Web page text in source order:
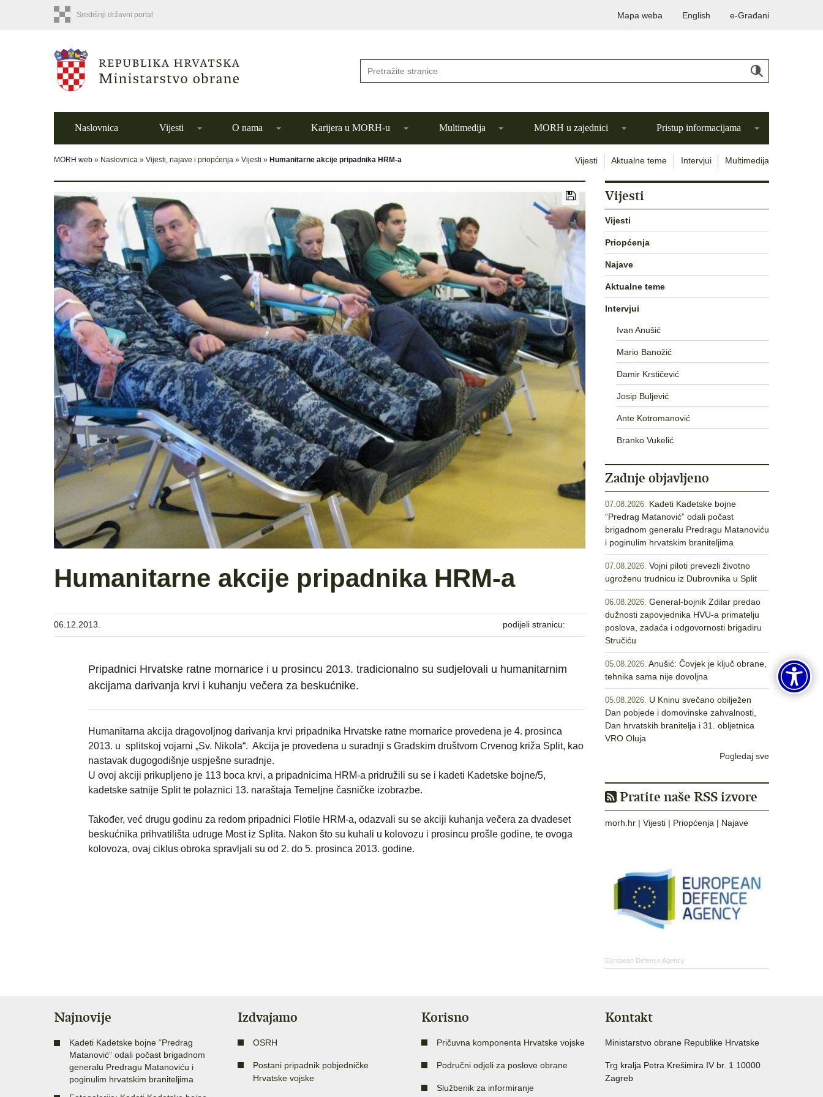
Središnji državni portal Mapa weba English e-Građani
Naslovnica Vijesti O nama Karijera u MORH-u Multimedija MORH u zajednici Pristup informacijama
MORH web » Naslovnica » Vijesti, najave i priopćenja » Vijesti » Humanitarne akcije pripadnika HRM-a Vijesti Aktualne teme Intervjui Multimedija
Humanitarne akcije pripadnika HRM-a
06.12.2013. podijeli stranicu:
Pripadnici Hrvatske ratne mornarice i u prosincu 2013. tradicionalno su sudjelovali u humanitarnim
akcijama darivanja krvi i kuhanju večera za beskućnike.
Humanitarna akcija dragovoljnog darivanja krvi pripadnika Hrvatske ratne mornarice provedena je 4. prosinca
2013. u splitskoj vojarni „Sv. Nikola“. Akcija je provedena u suradnji s Gradskim društvom Crvenog križa Split, kao
nastavak dugogodišnje uspješne suradnje.
U ovoj akciji prikupljeno je 113 boca krvi, a pripadnicima HRM-a pridružili su se i kadeti Kadetske bojne/5,
kadetske satnije Split te polaznici 13. naraštaja Temeljne časničke izobrazbe.
Također, već drugu godinu za redom pripadnici Flotile HRM-a, odazvali su se akciji kuhanja večera za dvadeset
beskućnika prihvatilišta udruge Most iz Splita. Nakon što su kuhali u kolovozu i prosincu prošle godine, te ovoga
kolovoza, ovaj ciklus obroka spravljali su od 2. do 5. prosinca 2013. godine.
Vijesti
Vijesti
Priopćenja
Najave
Aktualne teme
Intervjui
Ivan Anušić
Mario Banožić
Damir Krstičević
Josip Buljević
Ante Kotromanović
Branko Vukelić
Zadnje objavljeno
07.08.2026. Kadeti Kadetske bojne
“Predrag Matanović” odali počast
brigadnom generalu Predragu Matanoviću
i poginulim hrvatskim braniteljima
07.08.2026. Vojni piloti prevezli životno
ugroženu trudnicu iz Dubrovnika u Split
06.08.2026. General-bojnik Zdilar predao
dužnosti zapovjednika HVU-a primatelju
poslova, zadaća i odgovornosti brigadiru
Stručiću
05.08.2026. Anušić: Čovjek je ključ obrane,
tehnika sama nije dovoljna
05.08.2026. U Kninu svečano obilježen
Dan pobjede i domovinske zahvalnosti,
Dan hrvatskih branitelja i 31. obljetnica
VRO Oluja
Pogledaj sve
Pratite naše RSS izvore
morh.hr | Vijesti | Priopćenja | Najave
European Defence Agency
Najnovije
Kadeti Kadetske bojne “Predrag
Matanović” odali počast brigadnom
generalu Predragu Matanoviću i
poginulim hrvatskim braniteljima
Izdvajamo
OSRH
Postani pripadnik pobjedničke
Hrvatske vojske
Korisno
Pričuvna komponenta Hrvatske vojske
Područni odjeli za poslove obrane
Službenik za informiranje
Kontakt
Ministarstvo obrane Republike Hrvatske
Trg kralja Petra Krešimira IV br. 1 10000
Zagreb